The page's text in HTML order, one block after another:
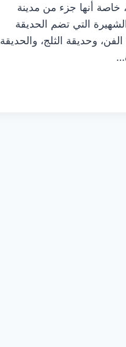
خاصة أنها جزء من مدينة
التي تضم الحديقة
وحديقة الثلج، والحديقة